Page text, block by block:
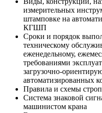
измерительных
штамповке на
КГШП
Сроки и порядок
техническому
еженедельному,
требованиями
загрузочно-
автоматизированных
Правила и схемы
Система знаковой
машинистом крана